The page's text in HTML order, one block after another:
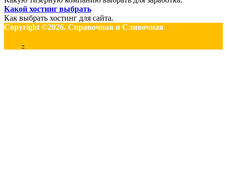
Какой хостинг выбрать
Как выбрать хостинг для сайта.
Copyright ©2026. Справочная и Сливочная
-